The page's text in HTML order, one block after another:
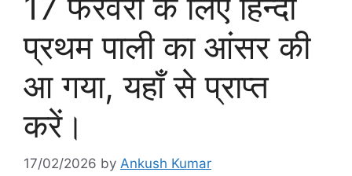
प्रथम पाली का आंसर की
आ गया, यहाँ से प्राप्त
करें।
17/02/2026 by Ankush Kumar